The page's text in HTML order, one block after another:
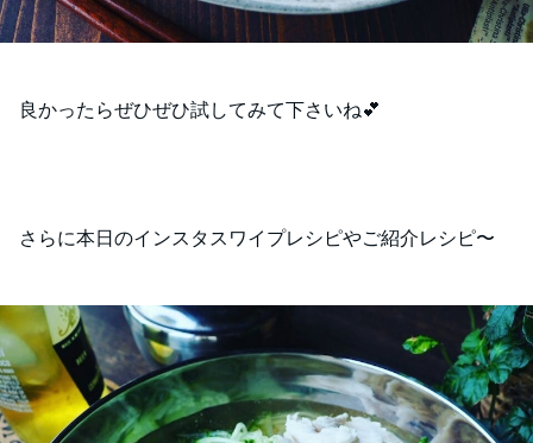
良かったらぜひぜひ試してみて下さいね💕
さらに本日のインスタスワイプレシピやご紹介レシピ〜